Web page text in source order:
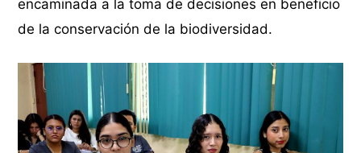
encaminada a la toma de decisiones en beneficio
de la conservación de la biodiversidad.